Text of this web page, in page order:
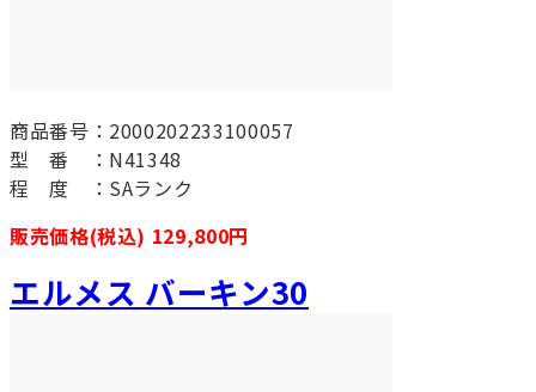
商品番号：2000202233100057
型 番 ：N41348
程 度 ：SAランク
販売価格(税込) 129,800円
エルメス バーキン30